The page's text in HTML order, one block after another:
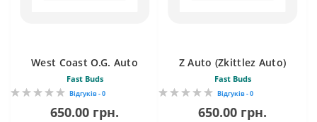
West Coast O.G. Auto
Fast Buds
Відгуків - 0
650.00 грн.
Z Auto (Zkittlez Auto)
Fast Buds
Відгуків - 0
650.00 грн.